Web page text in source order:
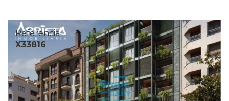
Referencia
X33816